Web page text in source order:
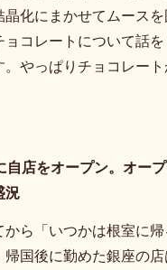
化にまかせてムース
コレートについて話を
やっぱりチョコレー
店をオープン。オー
況
から「いつかは根室に
国後に勤めた銀座の店